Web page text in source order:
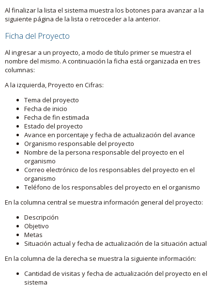
Al finalizar la lista el sistema muestra los botones para avanzar a la
siguiente página de la lista o retroceder a la anterior.
Ficha del Proyecto
Al ingresar a un proyecto, a modo de título primer se muestra el
nombre del mismo. A continuación la ficha está organizada en tres
columnas:
A la izquierda, Proyecto en Cifras:
Tema del proyecto
Fecha de inicio
Fecha de fin estimada
Estado del proyecto
Avance en porcentaje y fecha de actualización del avance
Organismo responsable del proyecto
Nombre de la persona responsable del proyecto en el
organismo
Correo electrónico de los responsables del proyecto en el
organismo
Teléfono de los responsables del proyecto en el organismo
En la columna central se muestra información general del proyecto:
Descripción
Objetivo
Metas
Situación actual y fecha de actualización de la situación actual
En la columna de la derecha se muestra la siguiente información:
Cantidad de visitas y fecha de actualización del proyecto en el
sistema